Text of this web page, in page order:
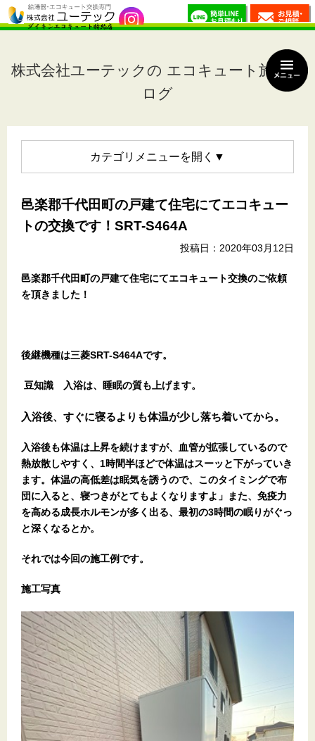
株式会社ユーテックの エコキュート施工ブ
ログ
カテゴリメニュー
邑楽郡千代田町の戸建て住宅にてエコキュー
トの交換です！SRT-S464A
投稿日：2020年03月12日
邑楽郡千代田町の戸建て住宅にてエコキュート交換のご依頼
を頂きました！
後継機種は三菱SRT-S464Aです。
豆知識 入浴は、睡眠の質も上げます。
入浴後、すぐに寝るよりも体温が少し落ち着いてから。
入浴後も体温は上昇を続けますが、血管が拡張しているので
熱放散しやすく、1時間半ほどで体温はスーッと下がっていき
ます。体温の高低差は眠気を誘うので、このタイミングで布
団に入ると、寝つきがとてもよくなりますよ」また、免疫力
を高める成長ホルモンが多く出る、最初の3時間の眠りがぐっ
と深くなるとか。
それでは今回の施工例です。
施工写真